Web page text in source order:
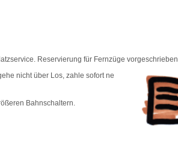
Reservierung für Fernzüge vorgeschrieben.
nicht über Los, zahle sofort ne
Bahnschaltern.